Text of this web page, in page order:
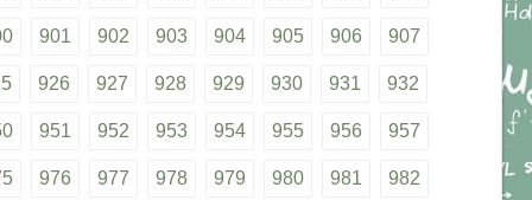
901 902 903 904 905 906 907
926 927 928 929 930 931 932
951 952 953 954 955 956 957
976 977 978 979 980 981 982